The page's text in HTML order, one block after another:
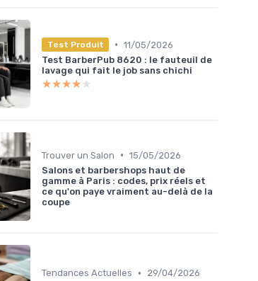
Test Produit • 11/05/2026
Test BarberPub 8620 : le fauteuil de
lavage qui fait le job sans chichi
★★★★★
★★★★★
Trouver un Salon • 15/05/2026
Salons et barbershops haut de
gamme à Paris : codes, prix réels et
ce qu'on paye vraiment au-delà de la
coupe
Tendances Actuelles •
29/04/2026